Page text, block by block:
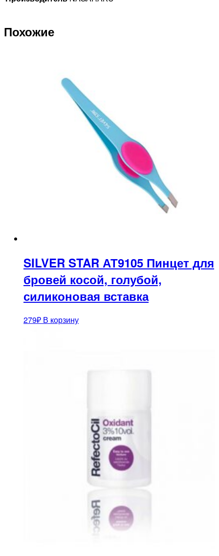
Похожие
SILVER STAR АТ9105 Пинцет для
бровей косой, голубой,
силиконовая вставка
279₽ В корзину